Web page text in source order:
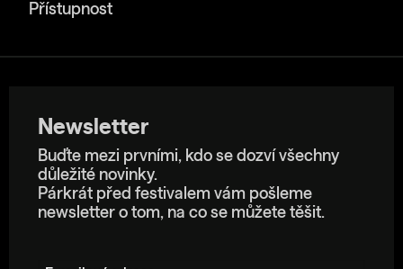
Přístupnost
Newsletter
Buďte mezi prvními, kdo se dozví všechny
důležité novinky.
Párkrát před festivalem vám pošleme
newsletter o tom, na co se můžete těšit.